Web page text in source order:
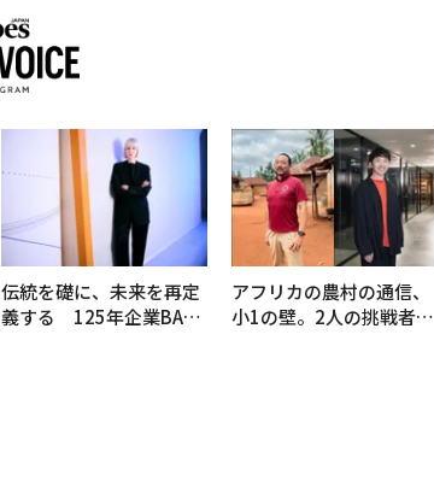
伝統を礎に、未来を再定
義する 125年企業BAT
アフリカの農村の通信、
小1の壁。2人の挑戦者が